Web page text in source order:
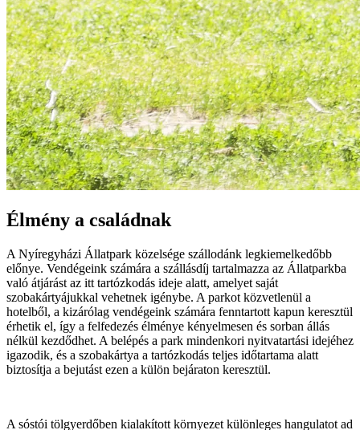
Élmény a családnak
A Nyíregyházi Állatpark közelsége szállodánk legkiemelkedőbb
előnye. Vendégeink számára a szállásdíj tartalmazza az Állatparkba
való átjárást az itt tartózkodás ideje alatt, amelyet saját
szobakártyájukkal vehetnek igénybe. A parkot közvetlenül a
hotelből, a kizárólag vendégeink számára fenntartott kapun keresztül
érhetik el, így a felfedezés élménye kényelmesen és sorban állás
nélkül kezdődhet. A belépés a park mindenkori nyitvatartási idejéhez
igazodik, és a szobakártya a tartózkodás teljes időtartama alatt
biztosítja a bejutást ezen a külön bejáraton keresztül.
A sóstói tölgyerdőben kialakított környezet különleges hangulatot ad